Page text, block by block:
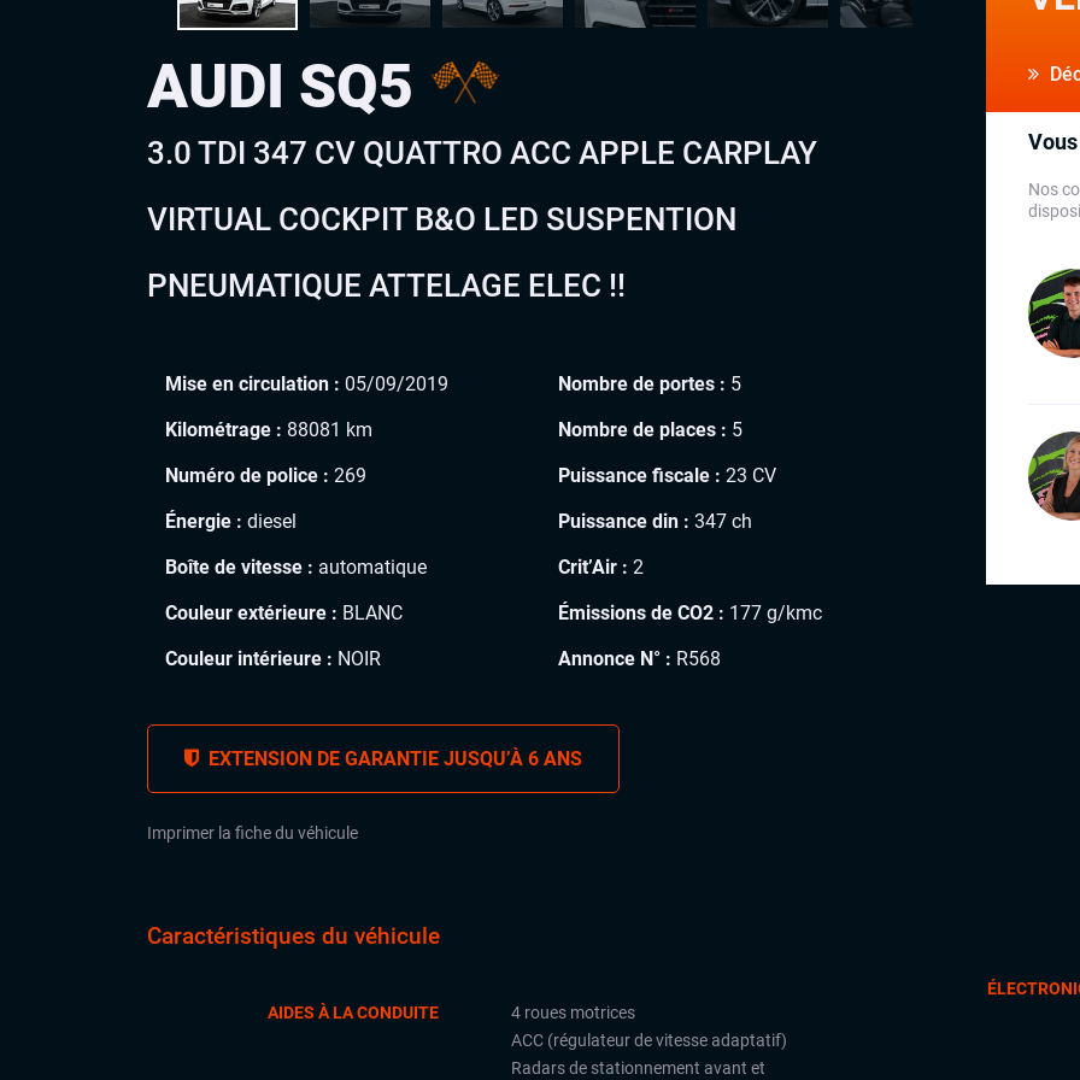
AUDI SQ5
3.0 TDI 347 CV QUATTRO ACC APPLE CARPLAY
VIRTUAL COCKPIT B&O LED SUSPENTION
PNEUMATIQUE ATTELAGE ELEC !!
Mise en circulation : 05/09/2019
Kilométrage : 88081 km
Numéro de police : 269
Énergie : diesel
Boîte de vitesse : automatique
Couleur extérieure : BLANC
Couleur intérieure : NOIR
Nombre de portes : 5
Nombre de places : 5
Puissance fiscale : 23 CV
Puissance din : 347 ch
Crit’Air : 2
Émissions de CO2 : 177 g/kmc
Annonce N° : R568
EXTENSION DE GARANTIE JUSQU’À 6 ANS
Imprimer la fiche du véhicule
Nos
Caractéristiques du véhicule
AIDES À LA CONDUITE
4 roues motrices
ACC (régulateur de vitesse adaptatif)
Radars de stationnement avant et